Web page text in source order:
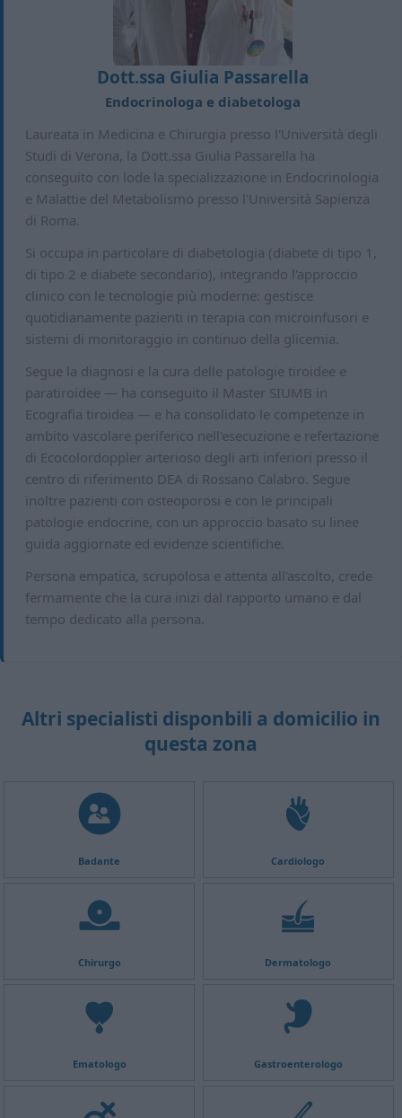
Dott.ssa Giulia Passarella
Endocrinologa e diabetologa
Laureata in Medicina e Chirurgia presso l'Università degli
Studi di Verona, la Dott.ssa Giulia Passarella ha
conseguito con lode la specializzazione in Endocrinologia
e Malattie del Metabolismo presso l'Università Sapienza
di Roma.
Si occupa in particolare di diabetologia (diabete di tipo 1,
di tipo 2 e diabete secondario), integrando l'approccio
clinico con le tecnologie più moderne: gestisce
quotidianamente pazienti in terapia con microinfusori e
sistemi di monitoraggio in continuo della glicemia.
Segue la diagnosi e la cura delle patologie tiroidee e
paratiroidee — ha conseguito il Master SIUMB in
Ecografia tiroidea — e ha consolidato le competenze in
ambito vascolare periferico nell'esecuzione e refertazione
di Ecocolordoppler arterioso degli arti inferiori presso il
centro di riferimento DEA di Rossano Calabro. Segue
inoltre pazienti con osteoporosi e con le principali
patologie endocrine, con un approccio basato su linee
guida aggiornate ed evidenze scientifiche.
Persona empatica, scrupolosa e attenta all'ascolto, crede
fermamente che la cura inizi dal rapporto umano e dal
tempo dedicato alla persona.
Altri specialisti disponbili a domicilio in
questa zona
Badante Cardiologo
Chirurgo Dermatologo
Ematologo Gastroenterologo